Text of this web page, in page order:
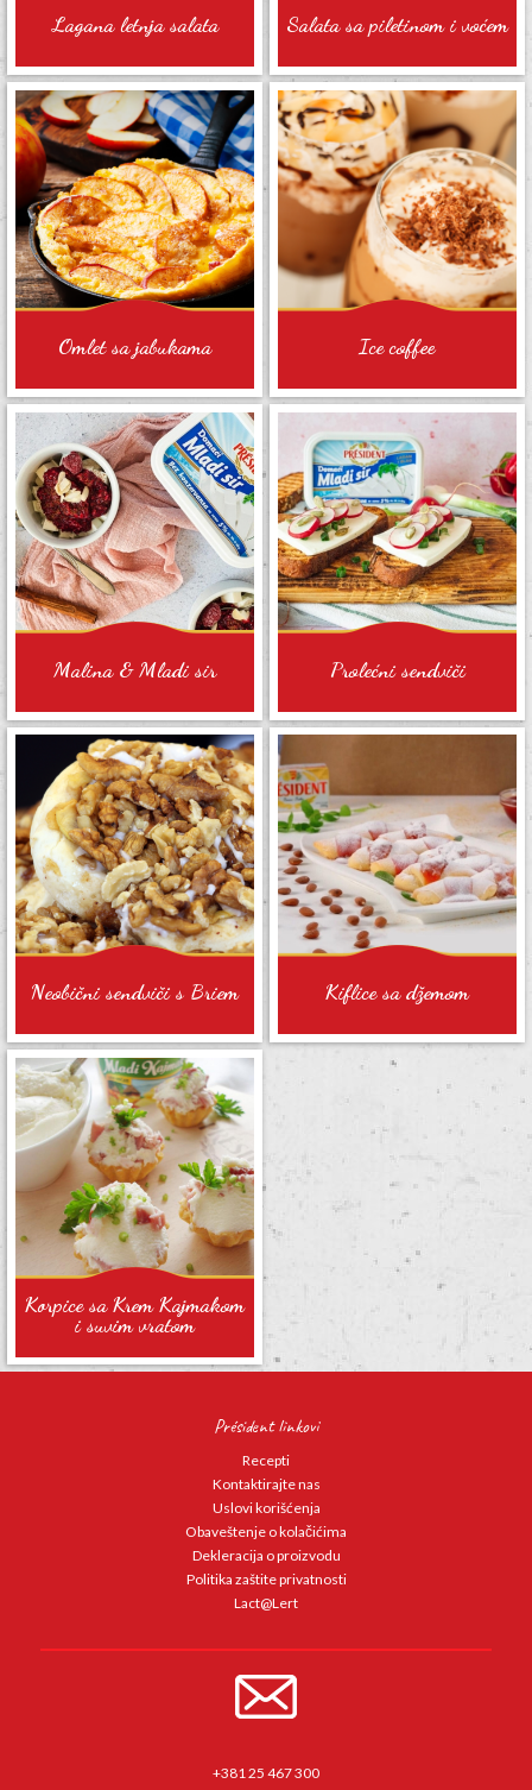
Lagana letnja salata Salata sa piletinom i voćem
Omlet sa jabukama Ice coffee
Malina & Mladi sir Prolećni sendviči
Neobični sendviči s Briem Kiflice sa džemom
Korpice sa Krem Kajmakom
i suvim vratom
Président linkovi
Recepti
Kontaktirajte nas
Uslovi korišćenja
Obaveštenje o kolačićima
Dekleracija o proizvodu
Politika zaštite privatnosti
Lact@Lert
+381 25 467 300